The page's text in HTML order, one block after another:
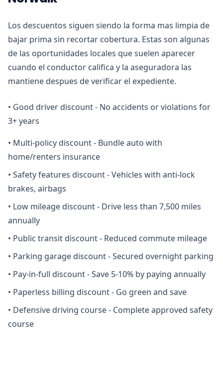
Los descuentos siguen siendo la forma mas limpia de
bajar prima sin recortar cobertura. Estas son algunas
de las oportunidades locales que suelen aparecer
cuando el conductor califica y la aseguradora las
mantiene despues de verificar el expediente.
• Good driver discount - No accidents or violations for
3+ years
• Multi-policy discount - Bundle auto with
home/renters insurance
• Safety features discount - Vehicles with anti-lock
brakes, airbags
• Low mileage discount - Drive less than 7,500 miles
annually
• Public transit discount - Reduced commute mileage
• Parking garage discount - Secured overnight parking
• Pay-in-full discount - Save 5-10% by paying annually
• Paperless billing discount - Go green and save
• Defensive driving course - Complete approved safety
course